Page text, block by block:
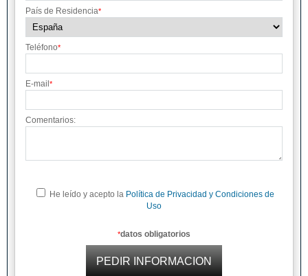
País de Residencia*
Teléfono*
E-mail *
Comentarios:
He leído y acepto la Política de Privacidad y Condiciones de
Uso
*datos obligatorios